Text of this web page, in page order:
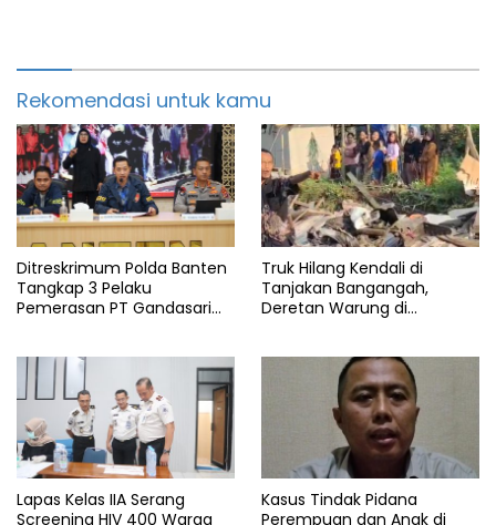
Rekomendasi untuk kamu
Ditreskrimum Polda Banten
Tangkap 3 Pelaku
Pemerasan PT Gandasari
Truk Hilang Kendali di
Tanjakan Bangangah,
Deretan Warung di
Lapas Kelas IIA Serang
Screening HIV 400 Warga
Kasus Tindak Pidana
Perempuan dan Anak di